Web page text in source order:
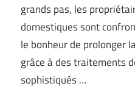
grands pas, les
domestiques sont
le bonheur de prolonger
grâce à des traitements
sophistiqués …